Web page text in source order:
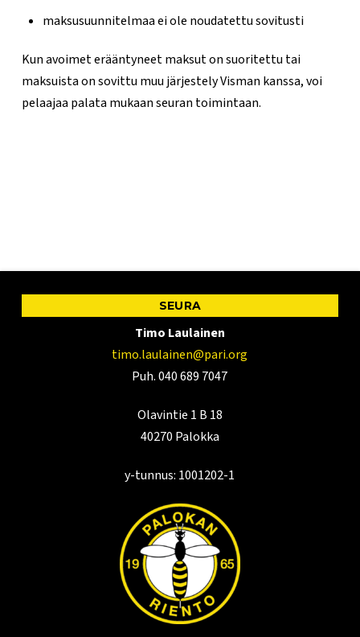
maksusuunnitelmaa ei ole noudatettu sovitusti
Kun avoimet erääntyneet maksut on suoritettu tai
maksuista on sovittu muu järjestely Visman kanssa, voi
pelaajaa palata mukaan seuran toimintaan.
SEURA
Timo Laulainen
timo.laulainen@pari.org
Puh. 040 689 7047
Olavintie 1 B 18
40270 Palokka
y-tunnus: 1001202-1